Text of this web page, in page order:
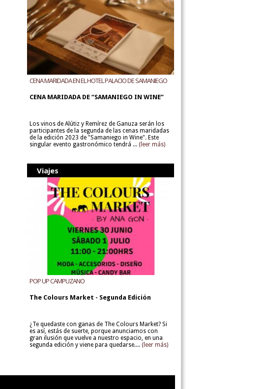
CENA MARIDADA EN EL HOTEL PALACIO DE SAMANIEGO
CENA MARIDADA DE “SAMANIEGO IN WINE”
Los vinos de Alútiz y Remírez de Ganuza serán los
participantes de la segunda de las cenas maridadas
de la edición 2023 de "Samaniego in Wine". Este
singular evento gastronómico tendrá ... (leer más)
Viajes
POP UP CAMPUZANO
The Colours Market - Segunda Edición
¿Te quedaste con ganas de The Colours Market? Si
es así, estás de suerte, porque anunciamos con
gran ilusión que vuelve a nuestro espacio, en una
segunda edición y viene para quedarse.... (leer más)